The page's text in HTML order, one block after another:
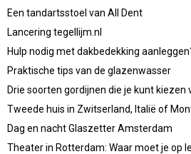
Een tandartsstoel van All Dent
Lancering tegellijm.nl
Hulp nodig met dakbedekking
Praktische tips van de glazenwasser
Drie soorten gordijnen die je kunt kiezen
Tweede huis in Zwitserland, Italië of
Dag en nacht Glaszetter Amsterdam
Theater in Rotterdam: Waar moet je op